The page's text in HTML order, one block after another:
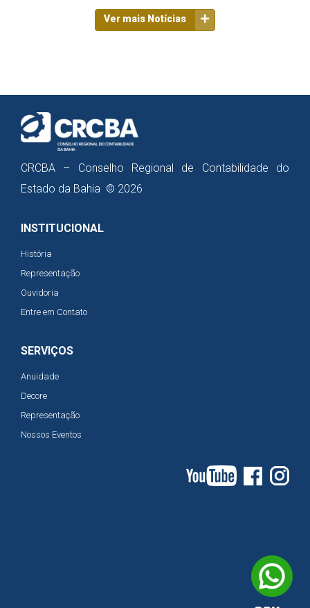
Ver mais Notícias
CRCBA – Conselho Regional de Contabilidade do
Estado da Bahia © 2026
INSTITUCIONAL
História
Representação
Ouvidoria
Entre em Contato
SERVIÇOS
Anuidade
Decore
Representação
Nossos Eventos